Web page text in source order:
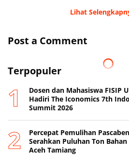
Lihat
Post a Comment
Terpopuler
Dosen dan Mahasiswa FISIP
Hadiri The Iconomics 7th
Summit 2026
Percepat Pemulihan
Serahkan Puluhan Ton
Aceh Tamiang